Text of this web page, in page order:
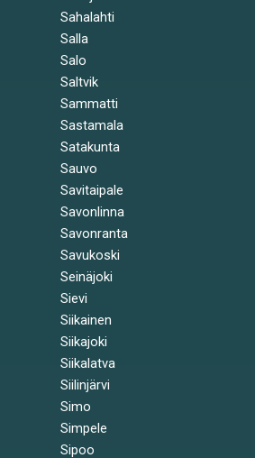
Sahalahti
Salla
Salo
Saltvik
Sammatti
Sastamala
Satakunta
Sauvo
Savitaipale
Savonlinna
Savonranta
Savukoski
Seinäjoki
Sievi
Siikainen
Siikajoki
Siikalatva
Siilinjärvi
Simo
Simpele
Sipoo